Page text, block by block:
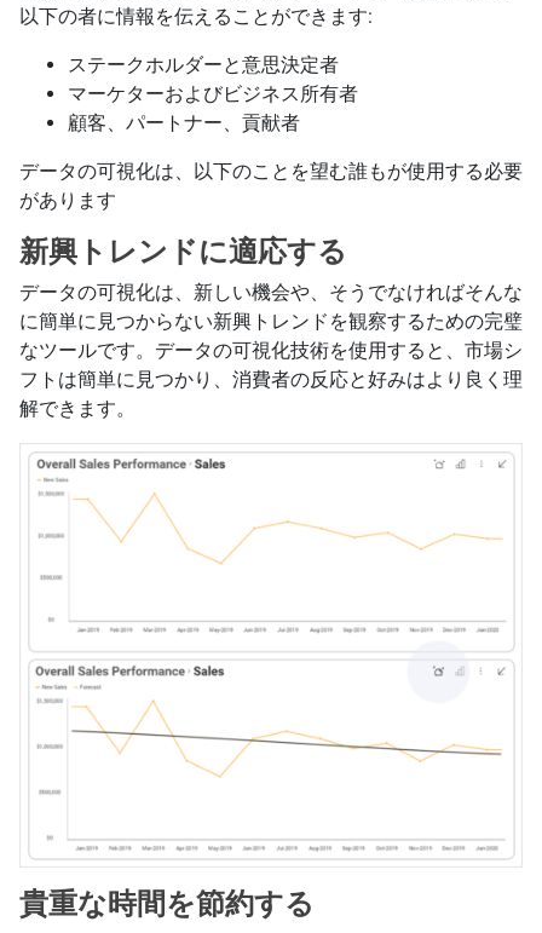
以下の者に情報を伝えることができます:
ステークホルダーと意思決定者
マーケターおよびビジネス所有者
顧客、パートナー、貢献者
データの可視化は、以下のことを望む誰もが使用する必要
があります
新興トレンドに適応する
データの可視化は、新しい機会や、そうでなければそんな
に簡単に見つからない新興トレンドを観察するための完璧
なツールです。データの可視化技術を使用すると、市場シ
フトは簡単に見つかり、消費者の反応と好みはより良く理
解できます。
貴重な時間を節約する